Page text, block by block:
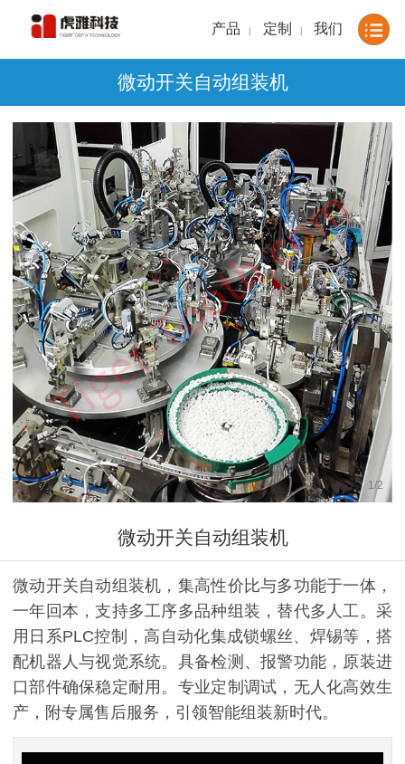
产品 | 定制 | 我们
微动开关自动组装机
1 /2
微动开关自动组装机
微动开关自动组装机，集高性价比与多功能于一体，
一年回本，支持多工序多品种组装，替代多人工。采
用日系PLC控制，高自动化集成锁螺丝、焊锡等，搭
配机器人与视觉系统。具备检测、报警功能，原装进
口部件确保稳定耐用。专业定制调试，无人化高效生
产，附专属售后服务，引领智能组装新时代。